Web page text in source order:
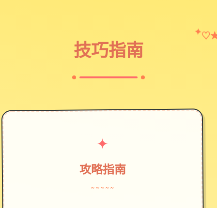
技巧指南
✦ ♡
✦
攻略指南
~~~~~